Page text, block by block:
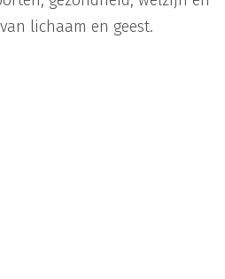
lichaam en geest.